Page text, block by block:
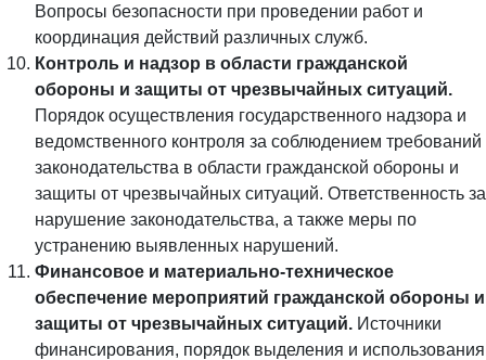
Вопросы безопасности при проведении работ и
координация действий различных служб.
Контроль и надзор в области гражданской
обороны и защиты от чрезвычайных ситуаций.
Порядок осуществления государственного надзора и
ведомственного контроля за соблюдением требований
законодательства в области гражданской обороны и
защиты от чрезвычайных ситуаций. Ответственность за
нарушение законодательства, а также меры по
устранению выявленных нарушений.
Финансовое и материально-техническое
обеспечение мероприятий гражданской обороны и
защиты от чрезвычайных ситуаций. Источники
финансирования, порядок выделения и использования